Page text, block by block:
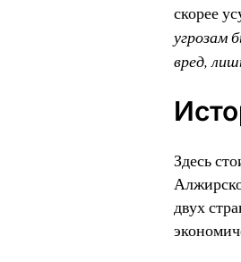
скорее
угрозам
вред,
Здесь
двух